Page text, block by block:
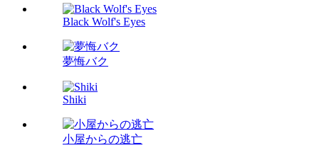
Black Wolf's Eyes
夢悔バク
Shiki
小屋からの逃亡